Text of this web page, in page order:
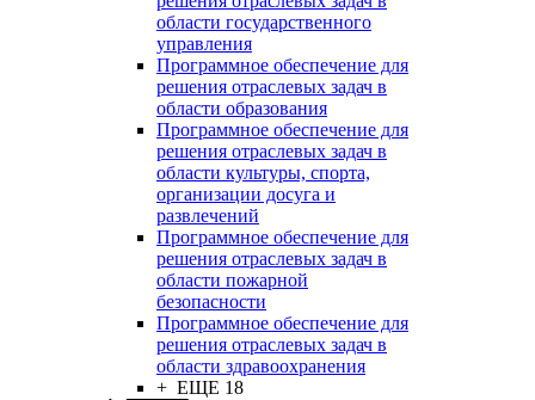
области государственного
управления
Программное обеспечение для
решения отраслевых задач в
области образования
Программное обеспечение для
решения отраслевых задач в
области культуры, спорта,
организации досуга и
развлечений
Программное обеспечение для
решения отраслевых задач в
области пожарной
безопасности
Программное обеспечение для
решения отраслевых задач в
области здравоохранения
+ ЕЩЕ 18